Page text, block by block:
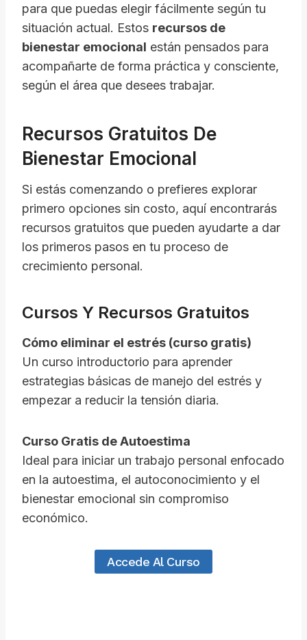
para que puedas elegir fácilmente según tu
situación actual. Estos recursos de
bienestar emocional están pensados para
acompañarte de forma práctica y consciente,
según el área que desees trabajar.
Recursos Gratuitos De
Bienestar Emocional
Si estás comenzando o prefieres explorar
primero opciones sin costo, aquí encontrarás
recursos gratuitos que pueden ayudarte a dar
los primeros pasos en tu proceso de
crecimiento personal.
Cursos Y Recursos Gratuitos
Cómo eliminar el estrés (curso gratis)
Un curso introductorio para aprender
estrategias básicas de manejo del estrés y
empezar a reducir la tensión diaria.
Curso Gratis de Autoestima
Ideal para iniciar un trabajo personal enfocado
en la autoestima, el autoconocimiento y el
bienestar emocional sin compromiso
económico.
Accede Al Curso